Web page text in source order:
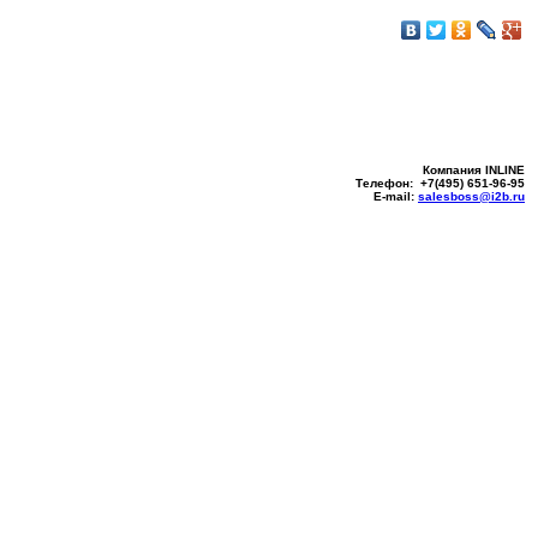
Компания INLINE
Телефон: +7(495) 651-96-95
E-mail: salesboss@i2b.ru